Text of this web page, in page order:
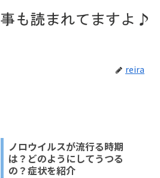
reira
ノロウイルスが流行る時期
は？どのようにしてうつる
の？症状を紹介